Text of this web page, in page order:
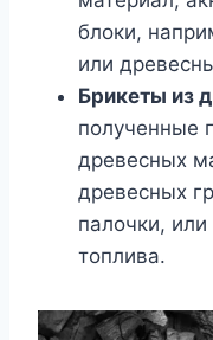
блоки,
или
Брикеты из
полученные
древесных
древесных
палочки,
топлива.